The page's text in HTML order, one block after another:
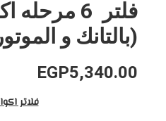
فلتر 6
(بالتانك و
EGP5,340.00
فلاتر